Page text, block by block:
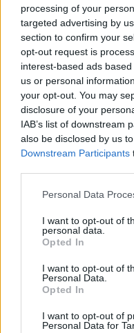
processing of your
targeted advertising by
section to confirm your
opt-out request is
interest-based ads
us or personal
your opt-out. You may
disclosure of your
IAB’s list of downstream
also be disclosed by us
Downstream Participants
Personal Data
I want to opt-out of
personal data.
Opted In
I want to opt-out of
Personal Data.
Opted In
I want to opt-out of
Personal Data for
Esim for Global
Esim for USA|Esim